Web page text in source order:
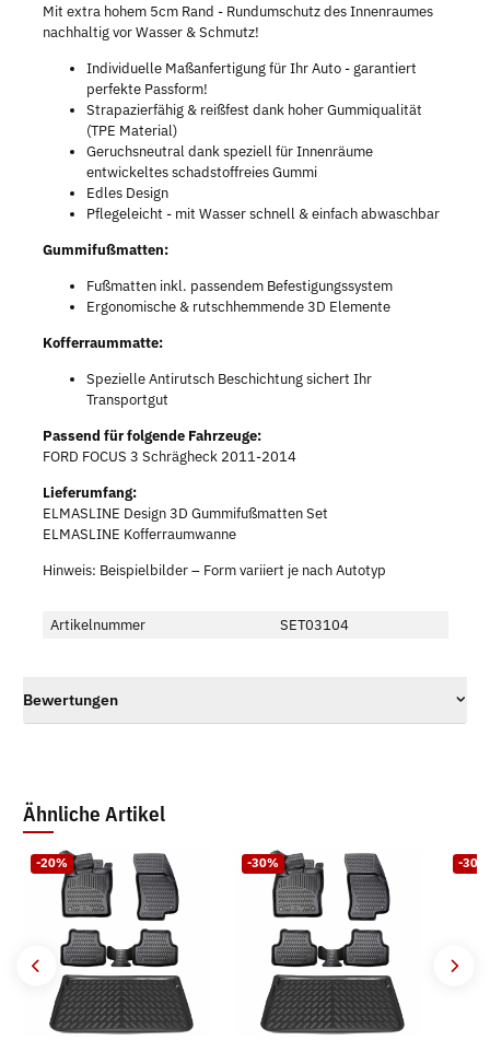
Mit extra hohem 5cm Rand - Rundumschutz des Innenraumes
nachhaltig vor Wasser & Schmutz!
Individuelle Maßanfertigung für Ihr Auto - garantiert
perfekte Passform!
Strapazierfähig & reißfest dank hoher Gummiqualität
(TPE Material)
Geruchsneutral dank speziell für Innenräume
entwickeltes schadstoffreies Gummi
Edles Design
Pflegeleicht - mit Wasser schnell & einfach abwaschbar
Gummifußmatten:
Fußmatten inkl. passendem Befestigungssystem
Ergonomische & rutschhemmende 3D Elemente
Kofferraummatte:
Spezielle Antirutsch Beschichtung sichert Ihr
Transportgut
Passend für folgende Fahrzeuge:
FORD FOCUS 3 Schrägheck 2011-2014
Lieferumfang:
ELMASLINE Design 3D Gummifußmatten Set
ELMASLINE Kofferraumwanne
Hinweis: Beispielbilder – Form variiert je nach Autotyp
Artikelnummer SET03104
Bewertungen
Ähnliche Artikel
-20% -30% -30%